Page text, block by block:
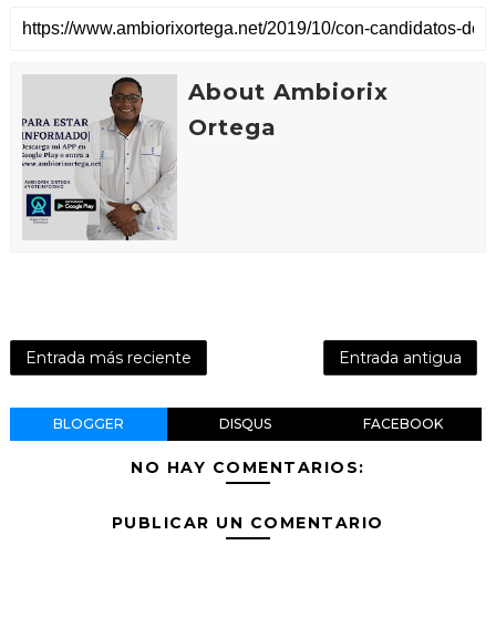
About Ambiorix
Ortega
Entrada más reciente Entrada antigua
BLOGGER DISQUS FACEBOOK
NO HAY COMENTARIOS:
PUBLICAR UN COMENTARIO